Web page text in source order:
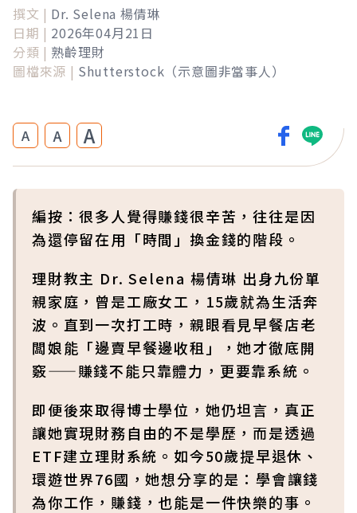
撰文 | Dr. Selena 楊倩琳
日期 | 2026年04月21日
分類 | 熟齡理財
圖檔來源 | Shutterstock（示意圖非當事人）
A A A
編按：很多人覺得賺錢很辛苦，往往是因
為還停留在用「時間」換金錢的階段。
理財教主 Dr. Selena 楊倩琳 出身九份單
親家庭，曾是工廠女工，15歲就為生活奔
波。直到一次打工時，親眼看見早餐店老
闆娘能「邊賣早餐邊收租」，她才徹底開
竅——賺錢不能只靠體力，更要靠系統。
即便後來取得博士學位，她仍坦言，真正
讓她實現財務自由的不是學歷，而是透過
ETF建立理財系統。如今50歲提早退休、
環遊世界76國，她想分享的是：學會讓錢
為你工作，賺錢，也能是一件快樂的事。